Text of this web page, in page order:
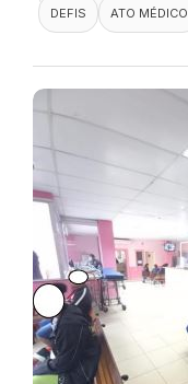
DEFIS
ATO MÉDICO